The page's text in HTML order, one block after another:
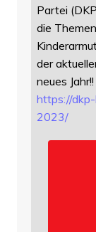
Partei
die
der
neues Jahr!!
https://
2023/